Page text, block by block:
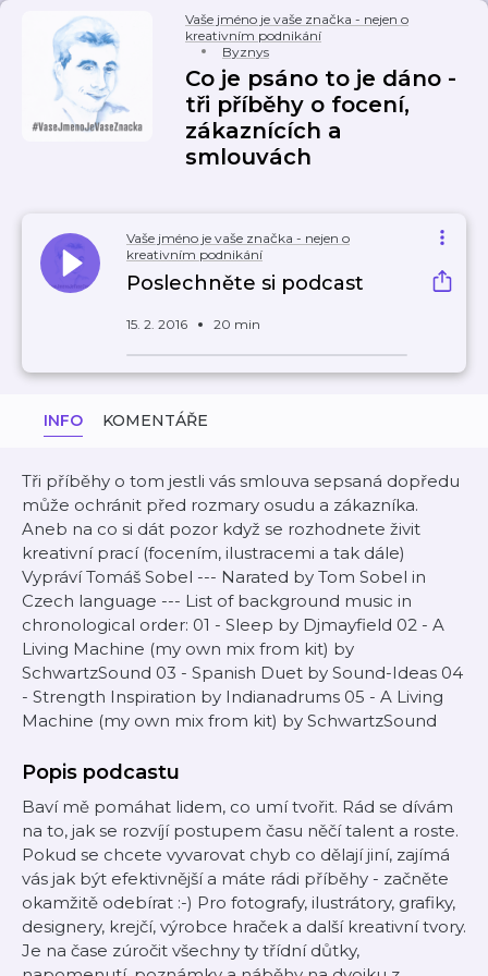
Vaše jméno je vaše značka - nejen o
kreativním podnikání
Byznys
Co je psáno to je dáno -
tři příběhy o focení,
zákaznících a
smlouvách
Vaše jméno je vaše značka - nejen o
kreativním podnikání
Poslechněte si podcast
15. 2. 2016 20 min
INFO KOMENTÁŘE
Tři příběhy o tom jestli vás smlouva sepsaná dopředu
může ochránit před rozmary osudu a zákazníka.
Aneb na co si dát pozor když se rozhodnete živit
kreativní prací (focením, ilustracemi a tak dále)
Vypráví Tomáš Sobel --- Narated by Tom Sobel in
Czech language --- List of background music in
chronological order: 01 - Sleep by Djmayfield 02 - A
Living Machine (my own mix from kit) by
SchwartzSound 03 - Spanish Duet by Sound-Ideas 04
- Strength Inspiration by Indianadrums 05 - A Living
Machine (my own mix from kit) by SchwartzSound
Popis podcastu
Baví mě pomáhat lidem, co umí tvořit. Rád se dívám
na to, jak se rozvíjí postupem času něčí talent a roste.
Pokud se chcete vyvarovat chyb co dělají jiní, zajímá
vás jak být efektivnější a máte rádi příběhy - začněte
okamžitě odebírat :-) Pro fotografy, ilustrátory, grafiky,
designery, krejčí, výrobce hraček a další kreativní tvory.
Je na čase zúročit všechny ty třídní důtky,